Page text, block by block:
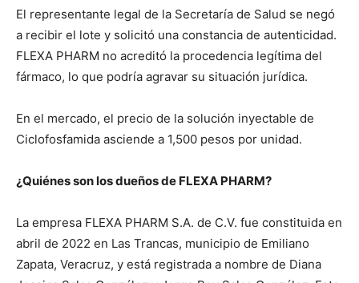
El representante legal de la Secretaría de Salud se negó
a recibir el lote y solicitó una constancia de autenticidad.
FLEXA PHARM no acreditó la procedencia legítima del
fármaco, lo que podría agravar su situación jurídica.
En el mercado, el precio de la solución inyectable de
Ciclofosfamida asciende a 1,500 pesos por unidad.
¿Quiénes son los dueños de FLEXA PHARM?
La empresa FLEXA PHARM S.A. de C.V. fue constituida en
abril de 2022 en Las Trancas, municipio de Emiliano
Zapata, Veracruz, y está registrada a nombre de Diana